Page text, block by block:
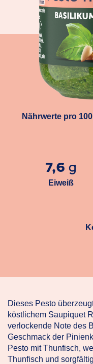
Nährwerte pro
7,6 g
Eiweiß
Dieses Pesto
köstlichem Saupiquet
verlockende Note des
Geschmack der
Pesto mit Thunfisch,
Thunfisch und